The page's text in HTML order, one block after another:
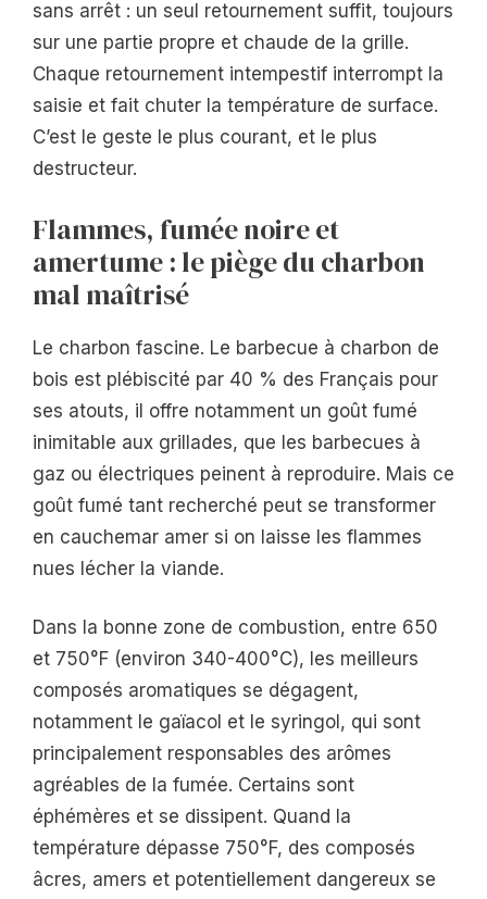
sans arrêt : un seul retournement suffit, toujours
sur une partie propre et chaude de la grille.
Chaque retournement intempestif interrompt la
saisie et fait chuter la température de surface.
C’est le geste le plus courant, et le plus
destructeur.
Flammes, fumée noire et
amertume : le piège du charbon
mal maîtrisé
Le charbon fascine. Le barbecue à charbon de
bois est plébiscité par 40 % des Français pour
ses atouts, il offre notamment un goût fumé
inimitable aux grillades, que les barbecues à
gaz ou électriques peinent à reproduire. Mais ce
goût fumé tant recherché peut se transformer
en cauchemar amer si on laisse les flammes
nues lécher la viande.
Dans la bonne zone de combustion, entre 650
et 750°F (environ 340-400°C), les meilleurs
composés aromatiques se dégagent,
notamment le gaïacol et le syringol, qui sont
principalement responsables des arômes
agréables de la fumée. Certains sont
éphémères et se dissipent. Quand la
température dépasse 750°F, des composés
âcres, amers et potentiellement dangereux se